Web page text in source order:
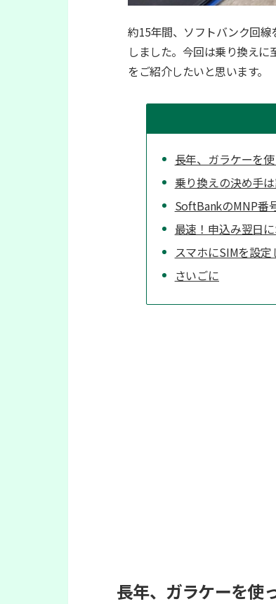
約15年間、ソフトバンク回
しました。今回は乗り換え
をご紹介したいと思います。
長年、ガラケーを
乗り換えの決め手
SoftBankのMNP番
最速！申込み翌日
スマホにSIMを設
さいごに
長年、ガラケーを使